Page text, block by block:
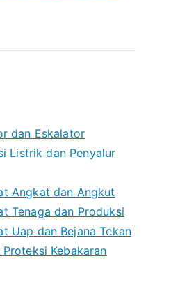
dan Eskalator
Listrik dan Penyalur
Angkat dan Angkut
Tenaga dan Produksi
Uap dan Bejana Tekan
Kebakaran